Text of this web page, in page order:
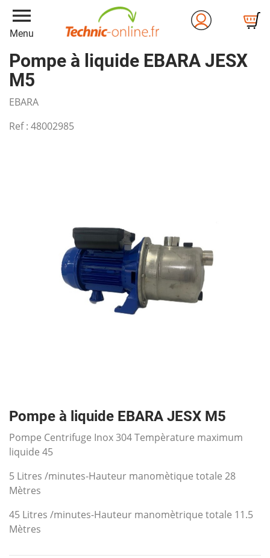
menu
Menu
Pompe à liquide EBARA JESX
M5
EBARA
Ref : 48002985
Pompe à liquide EBARA JESX M5
Pompe Centrifuge Inox 304 Tempèrature maximum
liquide 45
5 Litres /minutes-Hauteur manomètique totale 28
Mètres
45 Litres /minutes-Hauteur manomètrique totale 11.5
Mètres